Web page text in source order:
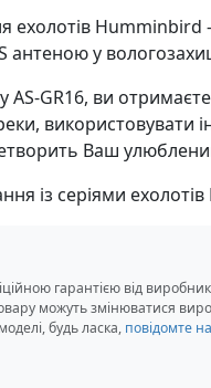
ехолотів
антеною у
AS-GR16, ви
використовувати
Ваш
із серіями
гарантією від
можуть змінюватися
будь ласка, повідомте